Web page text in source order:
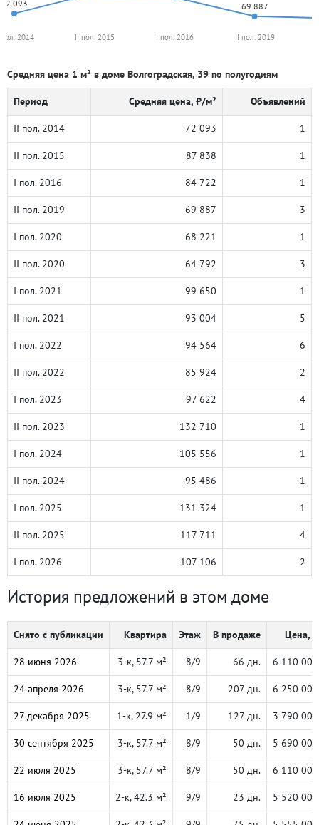
72 093
69 887
2014 II пол. 2015 I пол. 2016 II пол. 2019
Средняя цена 1 м² в доме Волгоградская, 39 по полугодиям
Период Средняя цена, ₽/м² Объявлений
II пол. 2014 72 093 1
II пол. 2015 87 838 1
I пол. 2016 84 722 1
II пол. 2019 69 887 3
I пол. 2020 68 221 1
II пол. 2020 64 792 3
I пол. 2021 99 650 1
II пол. 2021 93 004 5
I пол. 2022 94 564 6
II пол. 2022 85 924 2
I пол. 2023 97 622 4
II пол. 2023 132 710 1
I пол. 2024 105 556 1
II пол. 2024 95 486 1
I пол. 2025 131 324 1
II пол. 2025 117 711 4
I пол. 2026 107 106 2
История предложений в этом доме
Снято с публикации Квартира Этаж В продаже Цена, ₽
28 июня 2026 3-к, 57.7 м² 8/9 66 дн. 6 110 000
24 апреля 2026 3-к, 57.7 м² 8/9 207 дн. 6 250 000
27 декабря 2025 1-к, 27.9 м² 1/9 127 дн. 3 790 000
30 сентября 2025 3-к, 57.7 м² 8/9 50 дн. 5 690 000
22 июля 2025 3-к, 57.7 м² 8/9 50 дн. 6 110 000
16 июля 2025 2-к, 42.3 м² 9/9 23 дн. 5 520 000